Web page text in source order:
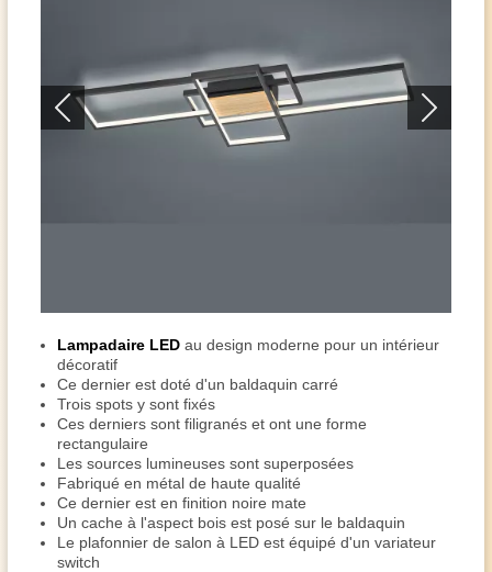
Lampadaire LED au design moderne pour un intérieur
décoratif
Ce dernier est doté d'un baldaquin carré
Trois spots y sont fixés
Ces derniers sont filigranés et ont une forme
rectangulaire
Les sources lumineuses sont superposées
Fabriqué en métal de haute qualité
Ce dernier est en finition noire mate
Un cache à l'aspect bois est posé sur le baldaquin
Le plafonnier de salon à LED est équipé d'un variateur
switch